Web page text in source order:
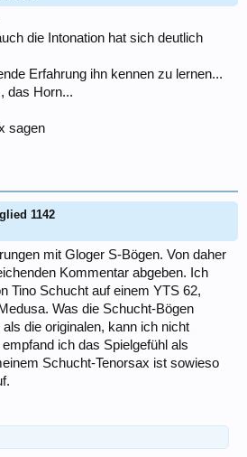
die Intonation hat sich deutlich
Erfahrung ihn kennen zu lernen...
das Horn...
sagen
1142
mit Gloger S-Bögen. Von daher
Kommentar abgeben. Ich
Tino Schucht auf einem YTS 62,
Was die Schucht-Bögen
die originalen, kann ich nicht
ich das Spielgefühl als
Schucht-Tenorsax ist sowieso